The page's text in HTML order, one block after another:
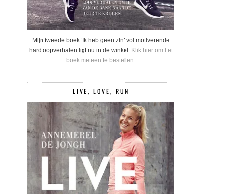
Mijn tweede boek ‘Ik heb geen zin’ vol motiverende
hardloopverhalen ligt nu in de winkel. Klik hier om het
boek meteen te bestellen.
LIVE, LOVE, RUN